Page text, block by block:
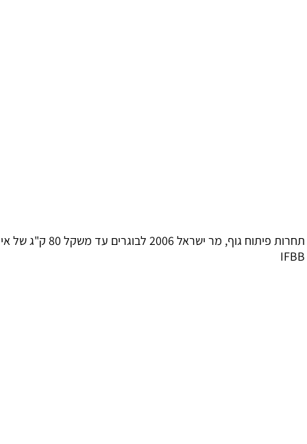
תחרות פיתוח גוף, מר ישראל 2006 לבוגרים עד משקל 80 ק"ג של איגוד